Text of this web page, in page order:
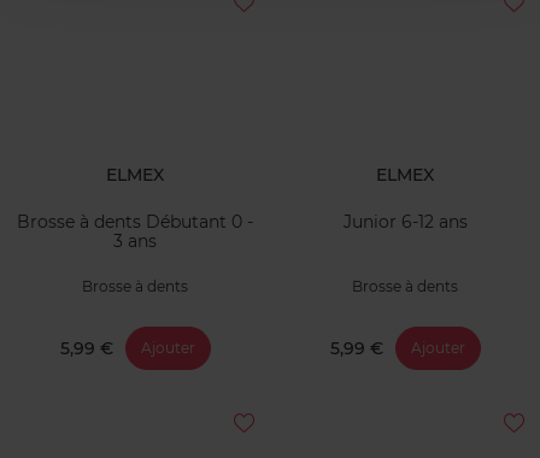
ELMEX
Brosse à dents Débutant 0 -
3 ans
Brosse à dents
5,99 € Ajouter
ELMEX
Junior 6-12 ans
Brosse à dents
5,99 € Ajouter